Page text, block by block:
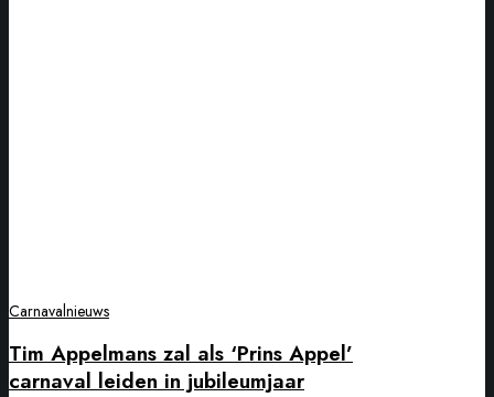
Carnavalnieuws
Tim Appelmans zal als ‘Prins Appel’
carnaval leiden in jubileumjaar